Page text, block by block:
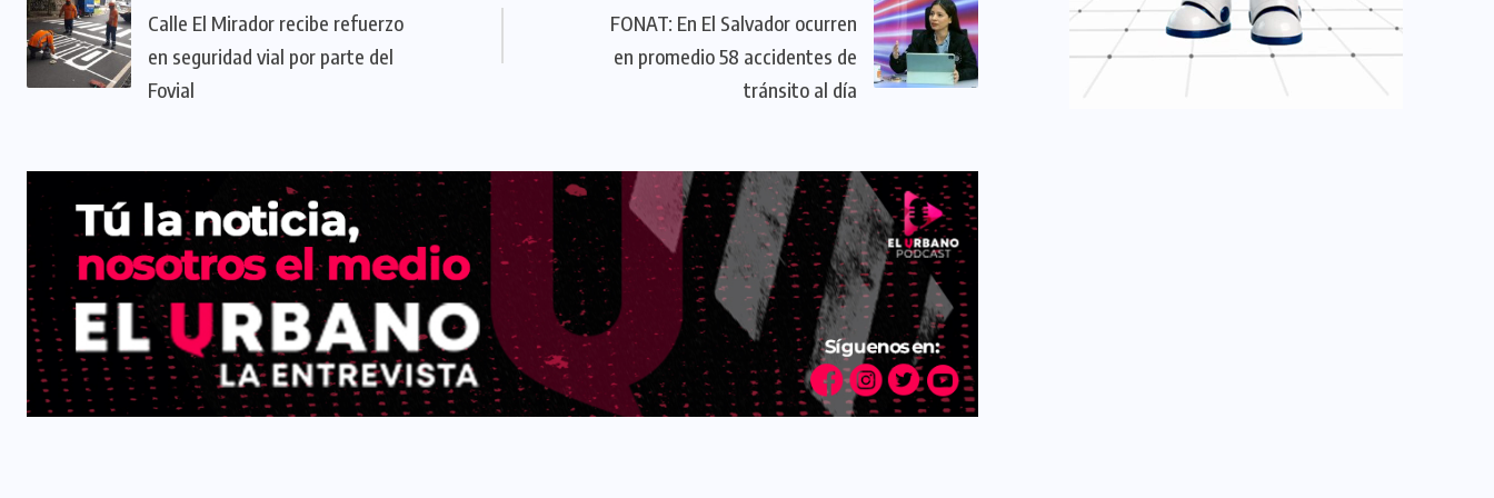
Calle El Mirador recibe refuerzo
en seguridad vial por parte del
Fovial
FONAT: En El Salvador ocurren
en promedio 58 accidentes de
tránsito al día